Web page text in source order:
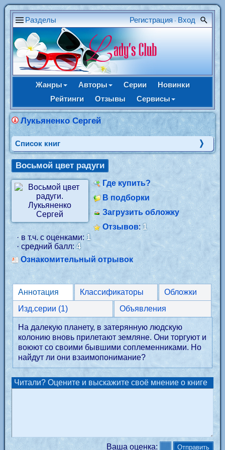
Разделы Регистрация • Вход
Жанры Авторы Серии
Новинки
Рейтинги
Отзывы Сервисы
Лукьяненко Сергей
Cписок книг
Восьмой цвет радуги
Где купить?
В подборки
Загрузить обложку
Отзывов: 1
· в т.ч. с оценками: 1
· средний балл:4
Ознакомительный отрывок
Аннотация Классификаторы
Обложки
Изд.серии (1)
Объявления
На далекую планету, в затерянную людскую
колонию вновь прилетают земляне. Они торгуют и
воюют со своими бывшими соплеменниками. Но
найдут ли они взаимопонимание?
Читали? Оцените и выскажите своё мнение о книге
Ваша оценка: